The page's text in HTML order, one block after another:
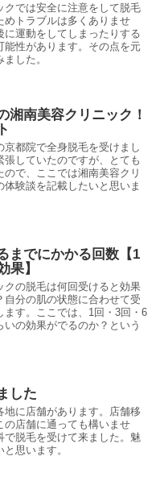
クでは安全に注意をして脱毛
めトラブルは多くありませ
に運動をしてしまったりする
能性があります。その点を元
した。
湘南美容クリニック！
都院で全身脱毛を受けまし
張していたのですが、とても
で、ここでは湘南美容クリ
体験談を記載したいと思いま
までにかかる回数【1
果】
クの脱毛は何回受けると効果
自分の肌の状態に合わせて受
ます。ここでは、1回・3回・6
いの効果がでるのか？という
した
地に店舗があります。店舗移
の店舗に通っても構いませ
で脱毛を受けて来ました。魅
思います。